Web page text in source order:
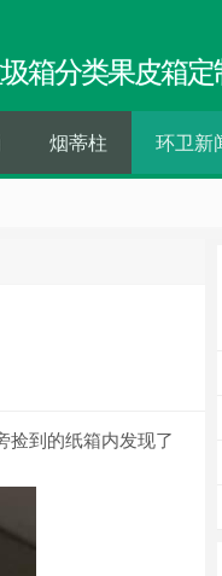
箱分类果皮箱定
烟蒂柱 环卫新
捡到的纸箱内发现了